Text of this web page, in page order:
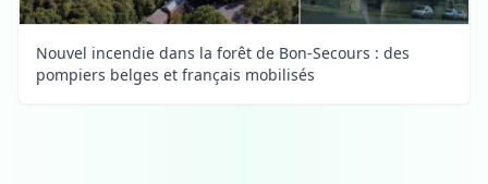
Nouvel incendie dans la forêt de Bon-Secours : des
pompiers belges et français mobilisés